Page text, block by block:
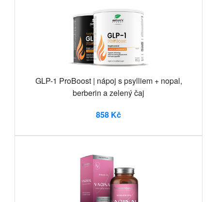
GLP-1 ProBoost | nápoj s psylliem + nopal,
berberin a zelený čaj
858 Kč